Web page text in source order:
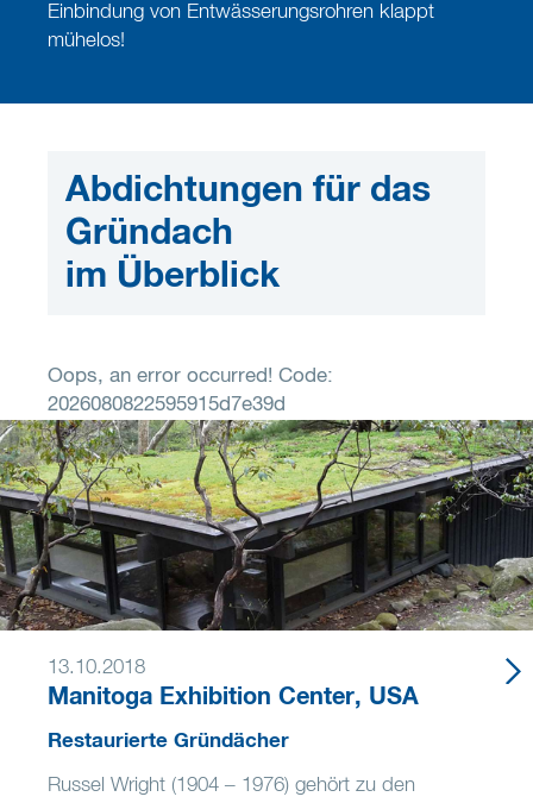
Einbindung von Entwässerungsrohren klappt
mühelos!
Abdichtungen für das
Gründach
im Überblick
Oops, an error occurred! Code:
2026080822595915d7e39d
13.10.2018
Manitoga Exhibition Center, USA
Restaurierte Gründächer
Russel Wright (1904 – 1976) gehört zu den